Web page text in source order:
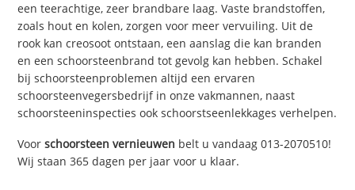
een teerachtige, zeer brandbare laag. Vaste brandstoffen,
zoals hout en kolen, zorgen voor meer vervuiling. Uit de
rook kan creosoot ontstaan, een aanslag die kan branden
en een schoorsteenbrand tot gevolg kan hebben. Schakel
bij schoorsteenproblemen altijd een ervaren
schoorsteenvegersbedrijf in onze vakmannen, naast
schoorsteeninspecties ook schoorstseenlekkages verhelpen.
Voorschoorsteen vernieuwen belt u vandaag 013-2070510!
Wij staan 365 dagen per jaar voor u klaar.